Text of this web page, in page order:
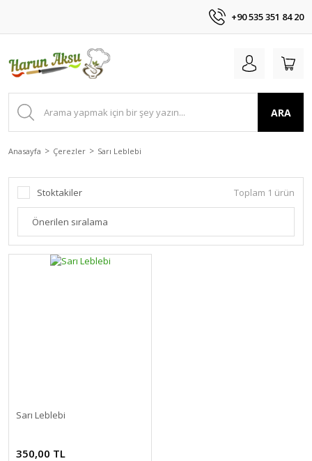
+90 535 351 84 20
ARA
Anasayfa Çerezler Sarı Leblebi
Stoktakiler Toplam 1 ürün
Sarı Leblebi
350,00 TL